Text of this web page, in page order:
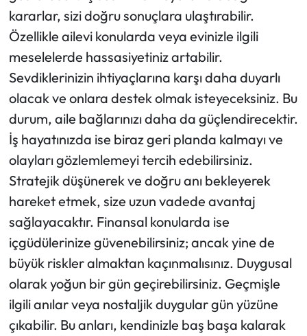
kararlar, sizi doğru sonuçlara ulaştırabilir.
Özellikle ailevi konularda veya evinizle ilgili
meselelerde hassasiyetiniz artabilir.
Sevdiklerinizin ihtiyaçlarına karşı daha duyarlı
olacak ve onlara destek olmak isteyeceksiniz. Bu
durum, aile bağlarınızı daha da güçlendirecektir.
İş hayatınızda ise biraz geri planda kalmayı ve
olayları gözlemlemeyi tercih edebilirsiniz.
Stratejik düşünerek ve doğru anı bekleyerek
hareket etmek, size uzun vadede avantaj
sağlayacaktır. Finansal konularda ise
içgüdülerinize güvenebilirsiniz; ancak yine de
büyük riskler almaktan kaçınmalısınız. Duygusal
olarak yoğun bir gün geçirebilirsiniz. Geçmişle
ilgili anılar veya nostaljik duygular gün yüzüne
çıkabilir. Bu anları, kendinizle baş başa kalarak